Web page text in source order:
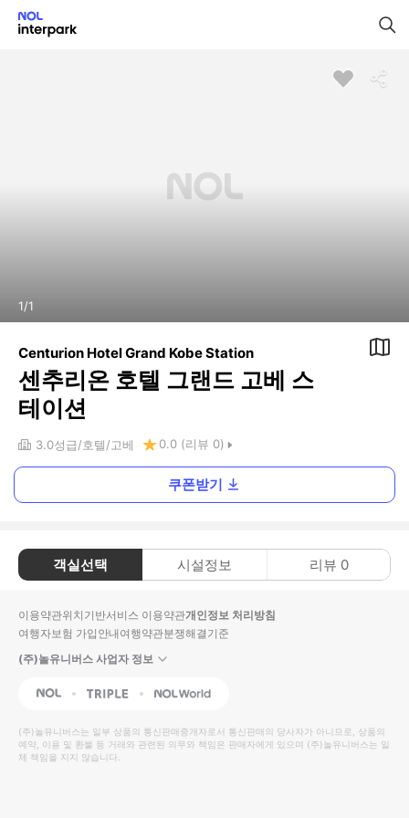
1/1
Centurion Hotel Grand Kobe Station
센추리온 호텔 그랜드 고베 스
테이션
3.0성급 호텔 고베 0.0 (리뷰 0)
쿠폰받기
객실선택 시설정보 리뷰 0
이용약관위치기반서비스 이용약관개인정보 처리방침
여행자보험 가입안내여행약관분쟁해결기준
(주)놀유니버스 사업자 정보
NOL Triple Interpark Global
(주)놀유니버스는 일부 상품의 통신판매중개자로서 통신판매의 당사자가 아니므로, 상품의
예약, 이용 및 환불 등 거래와 관련된 의무와 책임은 판매자에게 있으며 (주)놀유니버스는 일
체 책임을 지지 않습니다.